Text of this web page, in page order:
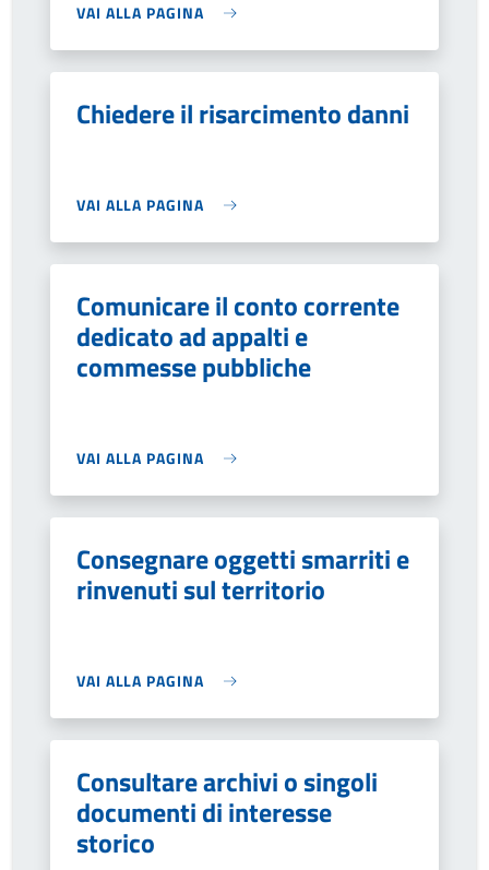
VAI ALLA PAGINA
Chiedere il risarcimento danni
VAI ALLA PAGINA
Comunicare il conto corrente
dedicato ad appalti e
commesse pubbliche
VAI ALLA PAGINA
Consegnare oggetti smarriti e
rinvenuti sul territorio
VAI ALLA PAGINA
Consultare archivi o singoli
documenti di interesse
storico